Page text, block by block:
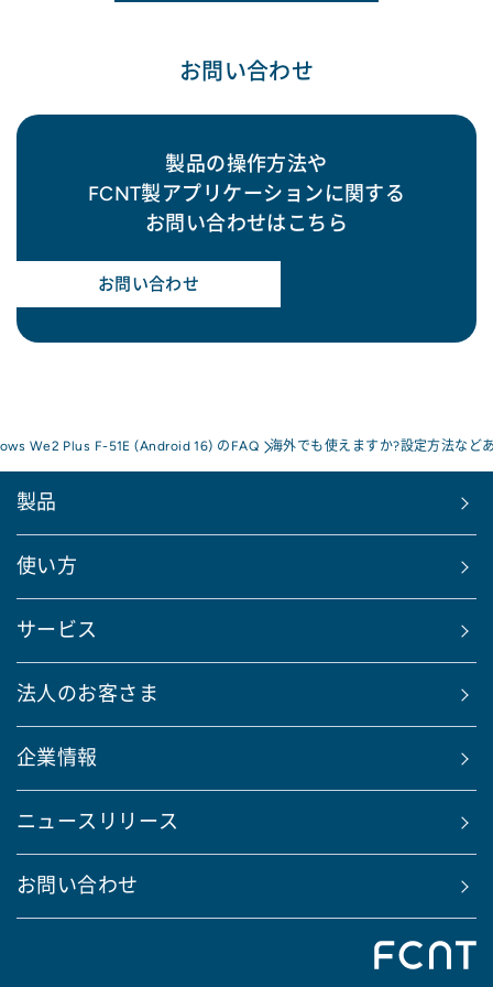
お問い合わせ
製品の操作方法や
FCNT製アプリケーションに関する
お問い合わせはこちら
お問い合わせ
We2 Plus F-51E (Android 16) のFAQ 海外でも使えますか?設定方法など
製品
使い方
サービス
法人のお客さま
企業情報
ニュースリリース
お問い合わせ